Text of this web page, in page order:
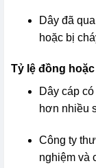
Dây đã
hoặc bị
Tỷ lệ đồng
Dây cáp
hơn nhiều
Công ty
nghiệm và